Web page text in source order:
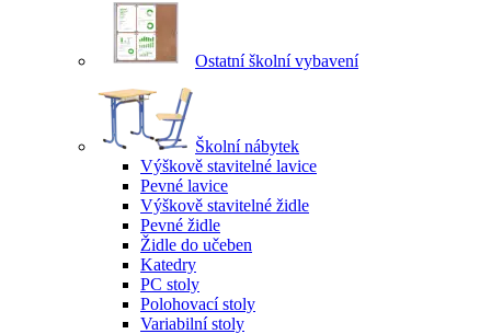
Ostatní školní vybavení
Školní nábytek
Výškově stavitelné lavice
Pevné lavice
Výškově stavitelné židle
Pevné židle
Židle do učeben
Katedry
PC stoly
Polohovací stoly
Variabilní stoly